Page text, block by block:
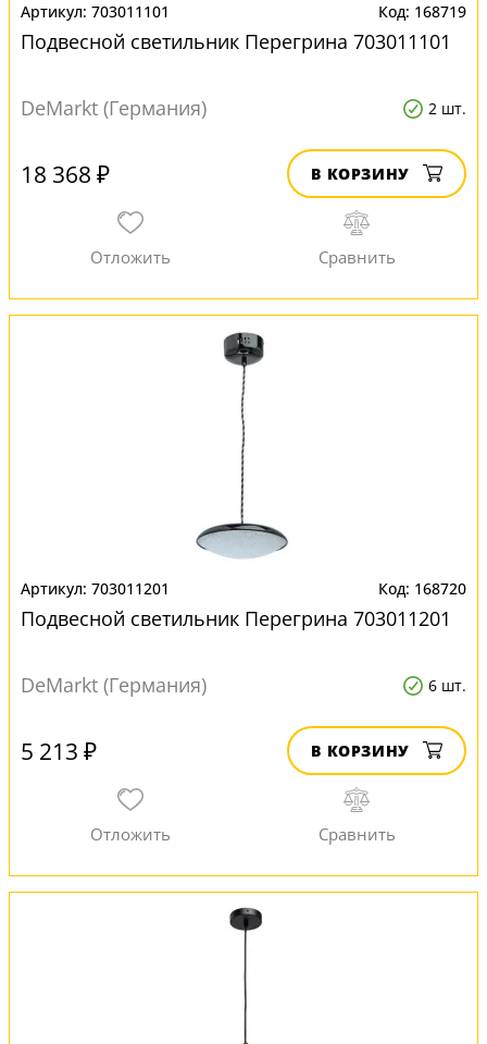
703011101 168719
Подвесной светильник Перегрина 703011101
DeMarkt (Германия) 2 шт.
18 368 ₽ В КОРЗИНУ
703011201 168720
Подвесной светильник Перегрина 703011201
DeMarkt (Германия) 6 шт.
5 213 ₽ В КОРЗИНУ